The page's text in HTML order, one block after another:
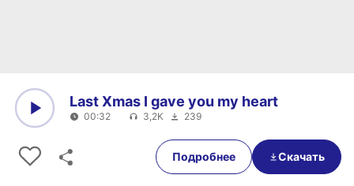
00:32
Last Xmas I gave you my heart
00:32 3,2K 239
Подробнее Скачать